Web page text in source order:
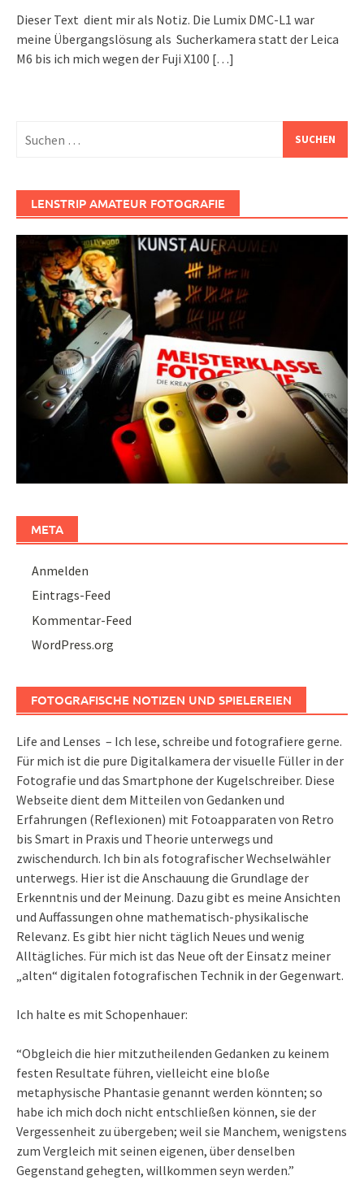
Dieser Text dient mir als Notiz. Die Lumix DMC-L1 war
meine Übergangslösung als Sucherkamera statt der Leica
M6 bis ich mich wegen der Fuji X100 […]
nach:
LENSTRIP AMATEUR FOTOGRAFIE
META
Anmelden
Eintrags-Feed
Kommentar-Feed
WordPress.org
FOTOGRAFISCHE NOTIZEN UND SPIELEREIEN
Life and Lenses – Ich lese, schreibe und fotografiere gerne.
Für mich ist die pure Digitalkamera der visuelle Füller in der
Fotografie und das Smartphone der Kugelschreiber. Diese
Webseite dient dem Mitteilen von Gedanken und
Erfahrungen (Reflexionen) mit Fotoapparaten von Retro
bis Smart in Praxis und Theorie unterwegs und
zwischendurch. Ich bin als fotografischer Wechselwähler
unterwegs. Hier ist die Anschauung die Grundlage der
Erkenntnis und der Meinung. Dazu gibt es meine Ansichten
und Auffassungen ohne mathematisch-physikalische
Relevanz. Es gibt hier nicht täglich Neues und wenig
Alltägliches. Für mich ist das Neue oft der Einsatz meiner
„alten“ digitalen fotografischen Technik in der Gegenwart.
Ich halte es mit Schopenhauer:
“Obgleich die hier mitzutheilenden Gedanken zu keinem
festen Resultate führen, vielleicht eine bloße
metaphysische Phantasie genannt werden könnten; so
habe ich mich doch nicht entschließen können, sie der
Vergessenheit zu übergeben; weil sie Manchem, wenigstens
zum Vergleich mit seinen eigenen, über denselben
Gegenstand gehegten, willkommen seyn werden.”